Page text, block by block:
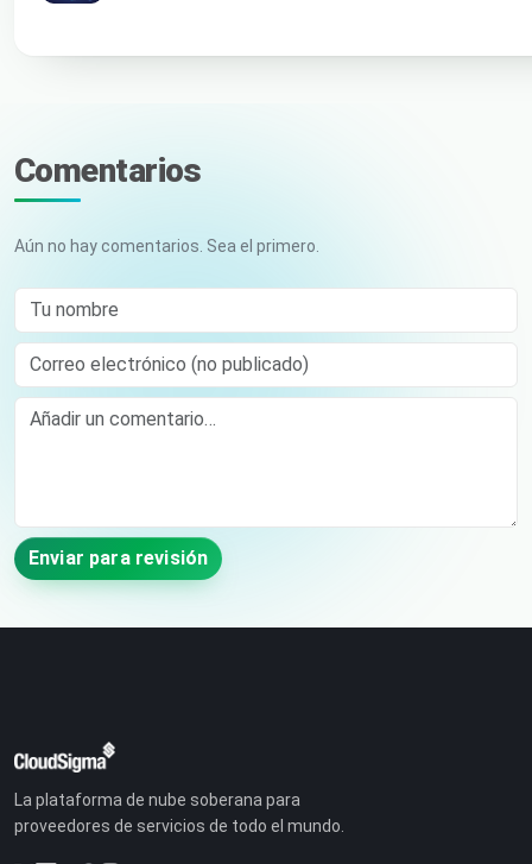
Comentarios
Aún no hay comentarios. Sea el primero.
Tu nombre
Correo electrónico (no publicado)
Comment
Enviar para revisión
La plataforma de nube soberana para
proveedores de servicios de todo el mundo.